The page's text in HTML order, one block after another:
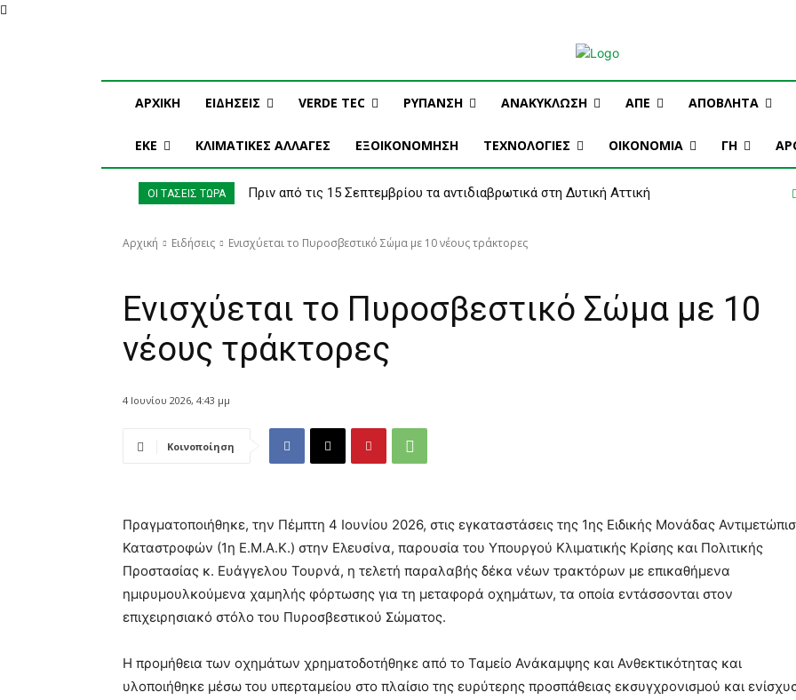
ΑΡΧΙΚΗ ΕΙΔΗΣΕΙΣ VERDE TEC ΡΥΠΑΝΣΗ ΑΝΑΚΥΚΛΩΣΗ ΑΠΕ ΑΠΟΒΛΗΤΑ
ΕΚΕ ΚΛΙΜΑΤΙΚΕΣ ΑΛΛΑΓΕΣ ΕΞΟΙΚΟΝΟΜΗΣΗ ΤΕΧΝΟΛΟΓΙΕΣ OIKONOMIA ΓΗ
ΟΙ ΤΑΣΕΙΣ ΤΩΡΑ Πριν από τις 15 Σεπτεμβρίου τα αντιδιαβρωτικά στη Δυτική Αττική
Αρχική Ειδήσεις Ενισχύεται το Πυροσβεστικό Σώμα με 10 νέους τράκτορες
Ενισχύεται το Πυροσβεστικό Σώμα με 10
νέους τράκτορες
4 Ιουνίου 2026, 4:43 μμ
Κοινοποίηση
Πραγματοποιήθηκε, την Πέμπτη 4 Ιουνίου 2026, στις εγκαταστάσεις της 1ης Ειδικής Μονάδας
Καταστροφών (1η Ε.Μ.Α.Κ.) στην Ελευσίνα, παρουσία του Υπουργού Κλιματικής Κρίσης και Πολιτικής
Προστασίας κ. Ευάγγελου Τουρνά, η τελετή παραλαβής δέκα νέων τρακτόρων με επικαθήμενα
ημιρυμουλκούμενα χαμηλής φόρτωσης για τη μεταφορά οχημάτων, τα οποία εντάσσονται στον
επιχειρησιακό στόλο του Πυροσβεστικού Σώματος.
Η προμήθεια των οχημάτων χρηματοδοτήθηκε από το Ταμείο Ανάκαμψης και Ανθεκτικότητας και
υλοποιήθηκε μέσω του υπερταμείου στο πλαίσιο της ευρύτερης προσπάθειας εκσυγχρονισμού και